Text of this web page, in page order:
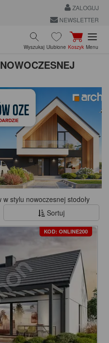
ZALOGUJ
NEWSLETTER
Wyszukaj Ulubione Koszyk Menu
stylu nowoczesnej stodoły
Sortuj
KOD: ONLINE200